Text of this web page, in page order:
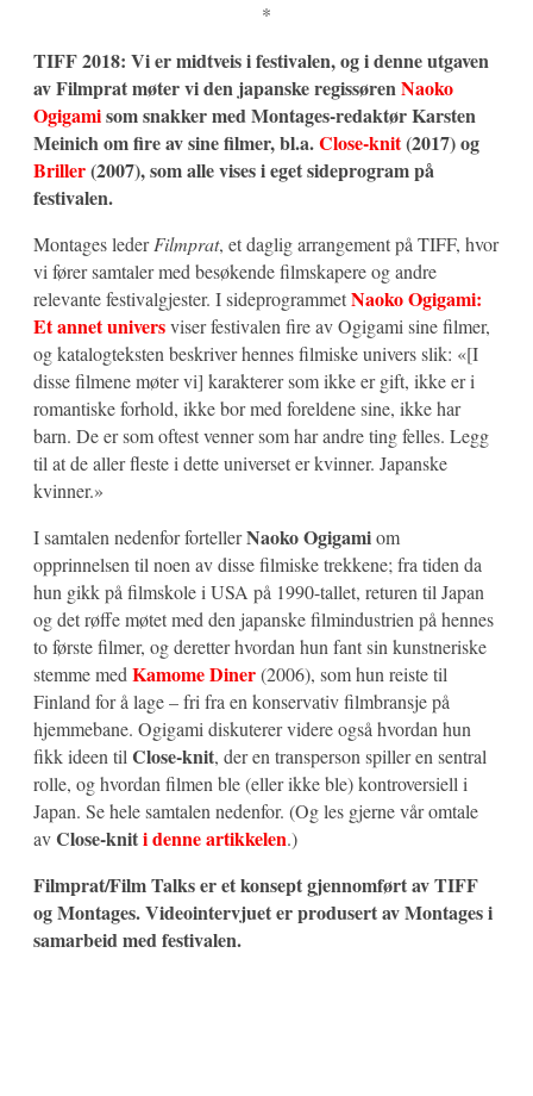
*
TIFF 2018: Vi er midtveis i festivalen, og i denne utgaven
av Filmprat møter vi den japanske regissørenNaoko
Ogigamisom snakker med Montages-redaktør Karsten
Meinich om fire av sine filmer, bl.a.Close-knit(2017) og
Briller(2007), som alle vises i eget sideprogram på
festivalen.
Montages lederFilmprat, et daglig arrangement på TIFF, hvor
vi fører samtaler med besøkende filmskapere og andre
relevante festivalgjester. I sideprogrammetNaoko Ogigami:
Et annet universviser festivalen fire av Ogigami sine filmer,
og katalogteksten beskriver hennes filmiske univers slik: «[I
disse filmene møter vi] karakterer som ikke er gift, ikke er i
romantiske forhold, ikke bor med foreldene sine, ikke har
barn. De er som oftest venner som har andre ting felles. Legg
til at de aller fleste i dette universet er kvinner. Japanske
kvinner.»
I samtalen nedenfor fortellerNaoko Ogigamiom
opprinnelsen til noen av disse filmiske trekkene; fra tiden da
hun gikk på filmskole i USA på 1990-tallet, returen til Japan
og det røffe møtet med den japanske filmindustrien på hennes
to første filmer, og deretter hvordan hun fant sin kunstneriske
stemme medKamome Diner(2006), som hun reiste til
Finland for å lage – fri fra en konservativ filmbransje på
hjemmebane. Ogigami diskuterer videre også hvordan hun
fikk ideen tilClose-knit, der en transperson spiller en sentral
rolle, og hvordan filmen ble (eller ikke ble) kontroversiell i
Japan. Se hele samtalen nedenfor. (Og les gjerne vår omtale
avClose-kniti denne artikkelen.)
Filmprat/Film Talks er et konsept gjennomført av TIFF
og Montages. Videointervjuet er produsert av Montages i
samarbeid med festivalen.